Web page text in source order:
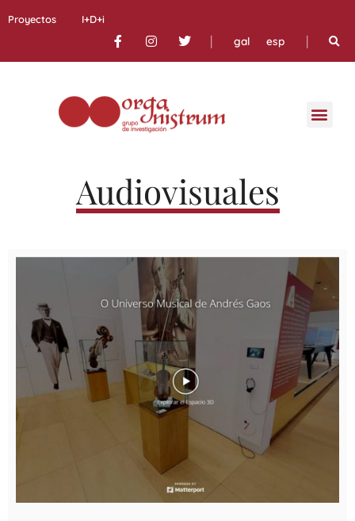
Proyectos I+D+i
| gal esp |
Audiovisuales